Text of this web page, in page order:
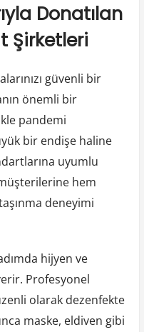
Donatılan
Şirketleri
güvenli bir
önemli bir
pandemi
bir endişe haline
uyumlu
hem
deneyimi
hijyen ve
Profesyonel
olarak dezenfekte
maske, eldiven gibi